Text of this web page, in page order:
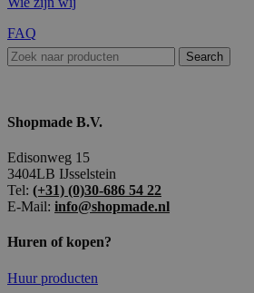
FAQ
Search
Shopmade B.V.
Edisonweg 15
3404LB IJsselstein
Tel: (+31) (0)30-686 54 22
E-Mail: info@shopmade.nl
Huren of kopen?
Huur producten